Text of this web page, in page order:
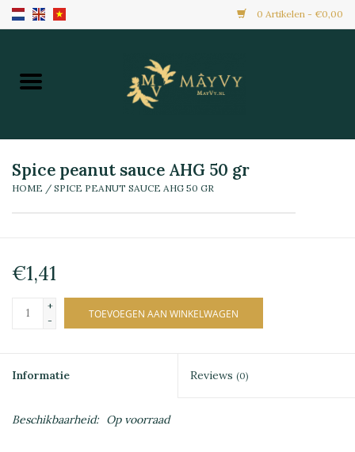
0 Artikelen - €0,00
Home
Nieuw Binnen
Maaltijden & Hapjes
Spice peanut sauce AHG 50 gr
HOME / SPICE PEANUT SAUCE AHG 50 GR
€1,41
+
-
TOEVOEGEN AAN WINKELWAGEN
Informatie Reviews (0)
Beschikbaarheid: Op voorraad